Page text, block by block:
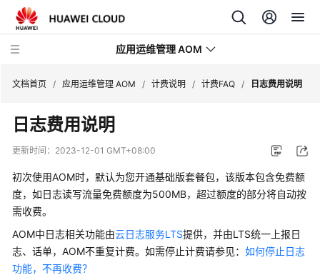
应用运维管理 AOM
最
新
态
产
介
绍
文档首页 / 应用运维管理 AOM / 计费说明 / 计费FAQ / 日志费用说明
日志费用说明
更新时间： 2023-12-01 GMT+08:00
初次使用AOM时，默认为您开通基础版套餐包，该版本包含免费额
度，如日志读写流量免费额度为500MB，超过额度的部分将自动按
需收费。
AOM中日志相关功能由云日志服务LTS提供，并由LTS统一上报日
志、话单，AOM不重复计费。如需停止计费请参见： 如何停止日志
功能，不再收费？